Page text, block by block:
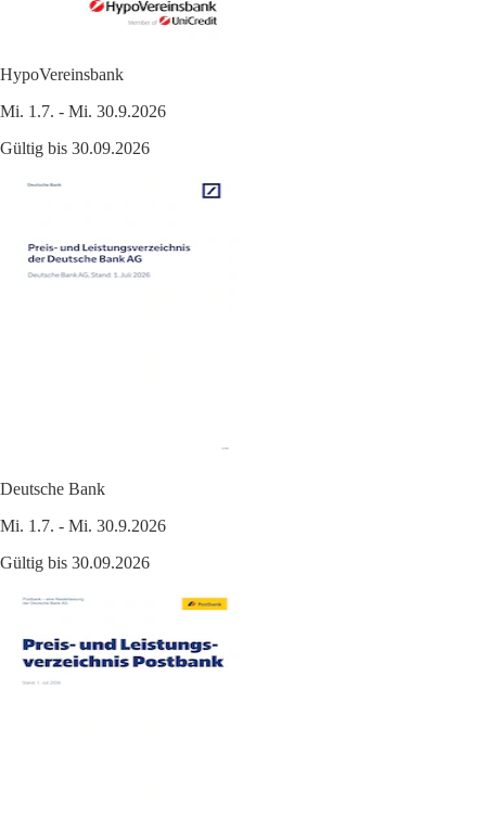
HypoVereinsbank
Mi. 1.7. - Mi. 30.9.2026
Gültig bis 30.09.2026
Deutsche Bank
Mi. 1.7. - Mi. 30.9.2026
Gültig bis 30.09.2026